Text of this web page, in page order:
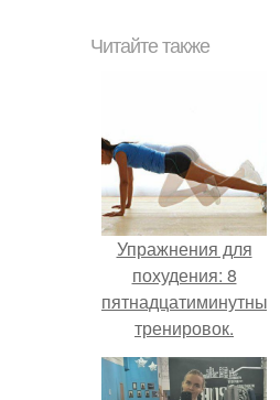
Читайте также
Упражнения для
похудения: 8
пятнадцатиминутных
тренировок.